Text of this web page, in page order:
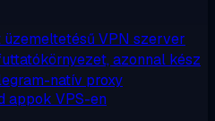
üzemeltetésű VPN szerver
azonnal kész
natív proxy
appok VPS-en